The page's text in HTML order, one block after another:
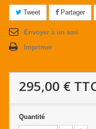
Tweet Partager
Envoyer à un ami
Imprimer
295,00 €
Quantité